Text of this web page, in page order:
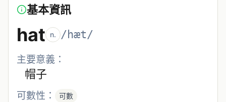
基本資訊
hat n. /hæt/
主要意義：
帽子
可數性： 可數